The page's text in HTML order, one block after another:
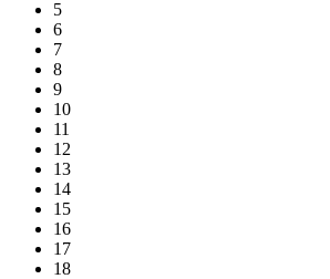
5
6
7
8
9
10
11
12
13
14
15
16
17
18